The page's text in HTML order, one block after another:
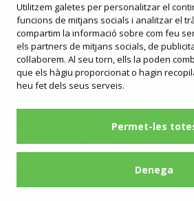
Utilitzem galetes per personalitzar el
funcions de mitjans socials i analitzar el
compartim la informació sobre com feu
els partners de mitjans socials, de
col·laborem. Al seu torn, ells la poden
que els hàgiu proporcionat o hagin
heu fet dels seus serveis.
Permet-les
Denega
FAQ/Drets i deures/Carta de serveis /
Objectes perduts /Ofertes de feina/
Contacta
urba@manresabus.com